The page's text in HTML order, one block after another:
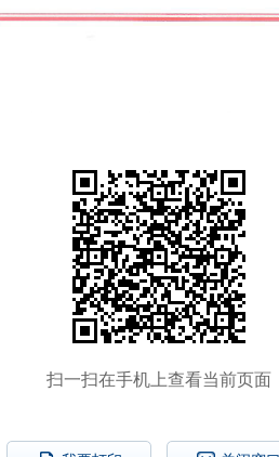
扫一扫在手机上查看当前页面